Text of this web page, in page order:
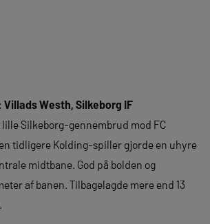
Westh, Silkeborg IF
lille Silkeborg-gennembrud mod FC
tidligere Kolding-spiller gjorde en uhyre
midtbane. God på bolden og
af banen. Tilbagelagde mere end 13